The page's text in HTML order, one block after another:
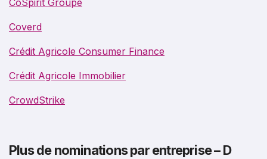
CoSpirit Groupe
Coverd
Crédit Agricole Consumer Finance
Crédit Agricole Immobilier
CrowdStrike
Plus de nominations par entreprise – D